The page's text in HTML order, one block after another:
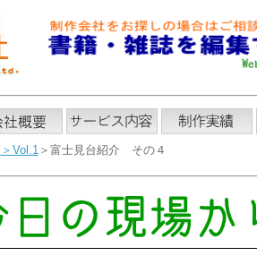
＞ Vol.1＞富士見台紹介 その４